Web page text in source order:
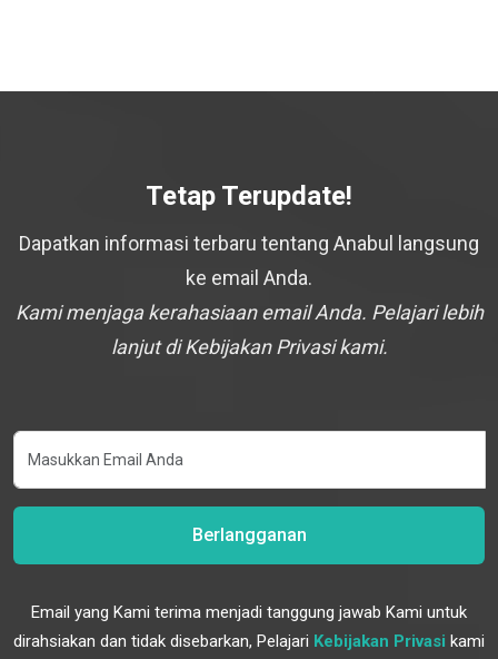
Tetap Terupdate!
Dapatkan informasi terbaru tentang Anabul langsung
ke email Anda.
Kami menjaga kerahasiaan email Anda. Pelajari lebih
lanjut di Kebijakan Privasi kami.
Berlangganan
Email yang Kami terima menjadi tanggung jawab Kami untuk
dirahsiakan dan tidak disebarkan, Pelajari Kebijakan Privasi kami